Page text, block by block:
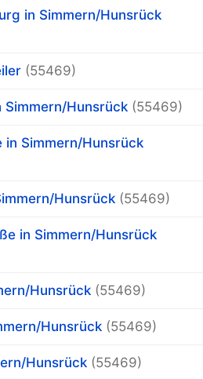
in Simmern/Hunsrück
(55469)
Simmern/Hunsrück (55469)
in Simmern/Hunsrück
Hunsrück (55469)
in Simmern/Hunsrück
Hunsrück (55469)
Hunsrück (55469)
Hunsrück (55469)